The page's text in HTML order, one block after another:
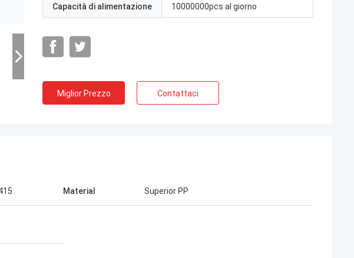
Capacità di alimentazione 10000000pcs al giorno
Miglior Prezzo Contattaci
Material Superior PP